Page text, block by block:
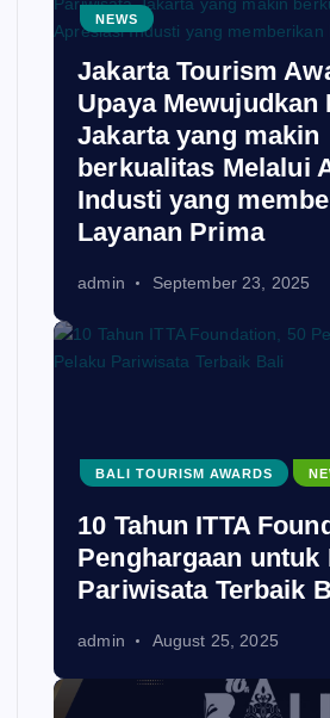
NEWS
Jakarta Tourism
Upaya Mewujudkan
Jakarta yang makin
berkualitas Melalui
Industi yang
Layanan Prima
admin September 23, 2025
BALI TOURISM AWARDS
10 Tahun ITTA
Penghargaan untuk
Pariwisata Terbaik
admin August 25, 2025